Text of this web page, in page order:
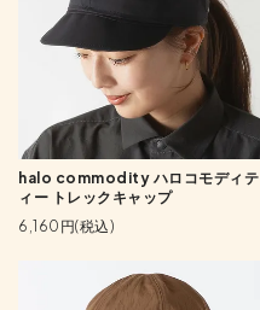
halo commodity ハロコモディテ
ィー トレックキャップ
6,160円(税込)